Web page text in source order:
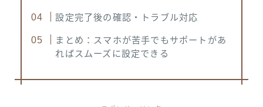
設定完了後の確認・トラブル対応
まとめ：スマホが苦手でもサポートがあ
ればスムーズに設定できる